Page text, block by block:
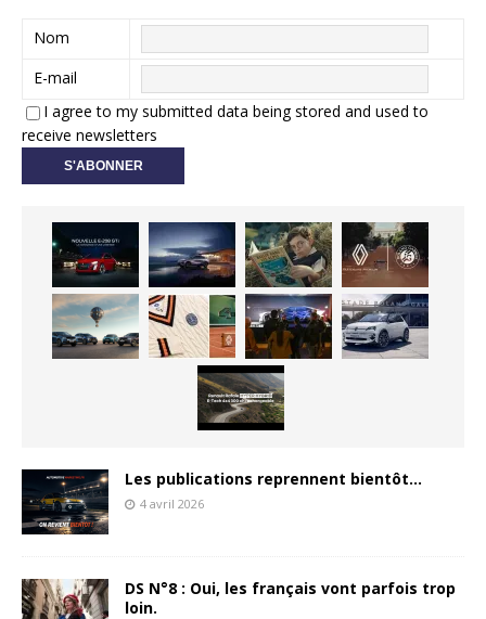
Nom
E-mail
I agree to my submitted data being stored and used to
receive newsletters
Les publications reprennent bientôt…
4 avril 2026
DS N°8 : Oui, les français vont parfois trop
loin.